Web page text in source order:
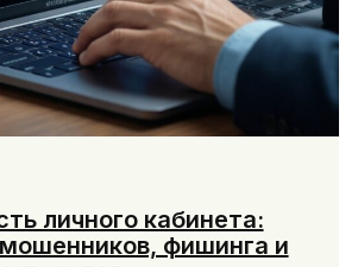
личного кабинета:
фишинга и